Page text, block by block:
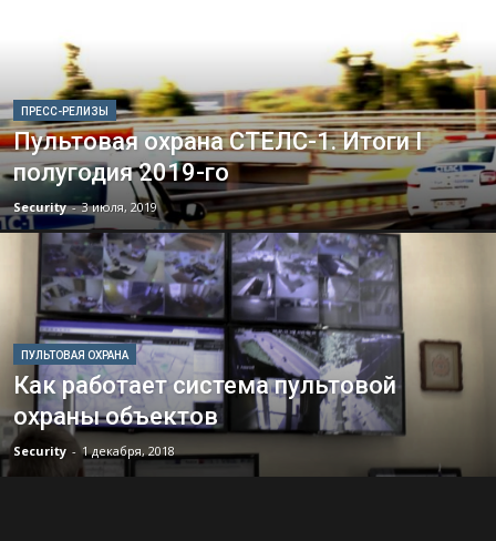
ПРЕСС-РЕЛИЗЫ
Пультовая охрана СТЕЛС-1. Итоги I
полугодия 2019-го
Security - 3 июля, 2019
ПУЛЬТОВАЯ ОХРАНА
Как работает система пультовой
охраны объектов
Security - 1 декабря, 2018